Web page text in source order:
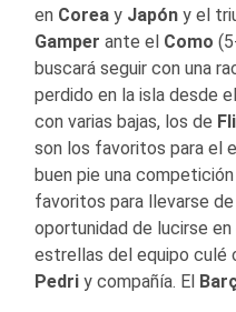
en Corea y Japón y el
Gamper ante el Como
buscará seguir con una
perdido en la isla desde
con varias bajas, los de
son los favoritos para el
buen pie una
favoritos para llevarse
oportunidad de lucirse
estrellas del equipo culé
Pedri y compañía. El